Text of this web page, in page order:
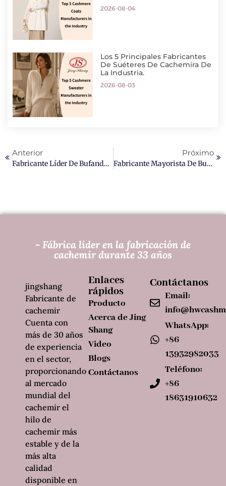
2026-08-04
Los 5 Principales Fabricantes
De Suéteres De Cachemira De
La Industria.
2026-08-03
Anterior
Fabricante Líder De Bufandas De Cachemir Personalizadas En 2026.
Próximo
Fabricante Mayorista De Bufandas De Cachemir Personalizadas
- Fábrica líder en la fabricación de
cachemir durante 33 años
Enlaces
rápidos
Producto
Acerca de Jing
Shang
Video
Blogs
Contáctanos
Contáctanos
Email:
WhatsApp:
+86
13932982033
Teléfono:
+86
18631910632
jingshang
Fabricante de
cachemir
Cuenta con
más de 30 años
de experiencia
en el sector,
proporcionando
al mercado
mundial del
cachemir el
hilo de
cachemir más
estable y de la
más alta
calidad
disponible en